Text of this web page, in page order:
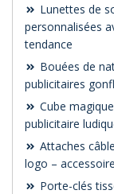
Lunettes de
personnalisées
tendance
Bouées de
publicitaires
Cube
publicitaire
Attaches
logo –
Porte-clés